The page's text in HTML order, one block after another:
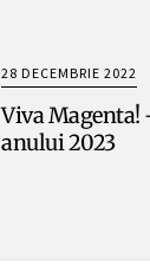
28 DECEMBRIE 2022
Viva Magenta!
anului 2023